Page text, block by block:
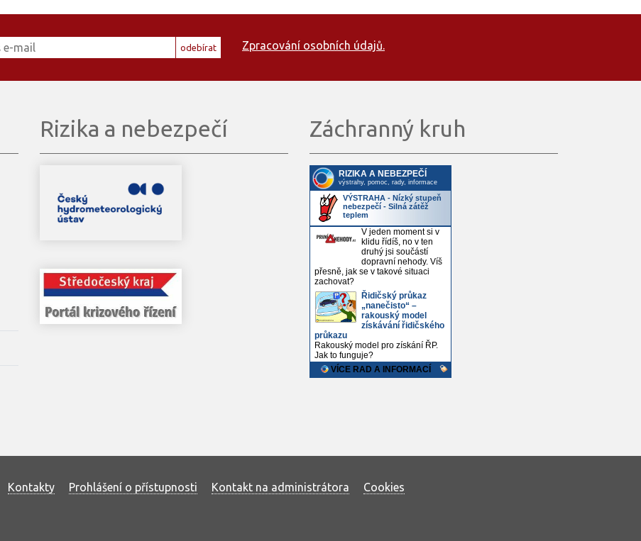
odebírat Zpracování osobních údajů.
Rizika a nebezpečí Záchranný kruh
Kontakty Prohlášení o přístupnosti Kontakt na administrátora Cookies